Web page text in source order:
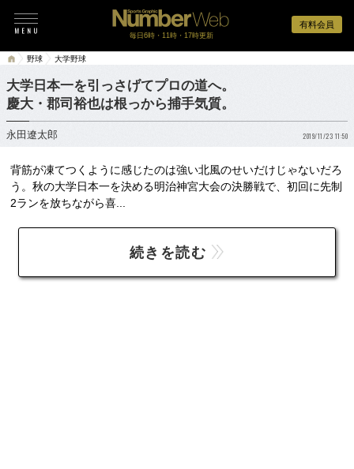
有料会員
毎日6時・11時・17時更新
野球 大学野球
大学日本一を引っさげてプロの道へ。
慶大・郡司裕也は根っから捕手気質。
永田遼太郎 2019/11/23 11:50
背筋が凍てつくように感じたのは強い北風のせいだけじゃないだろ
う。秋の大学日本一を決める明治神宮大会の決勝戦で、初回に先制
2ランを放ちながら喜...
続きを読む